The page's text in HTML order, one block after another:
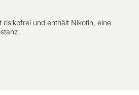
risikofrei und enthält Nikotin, eine